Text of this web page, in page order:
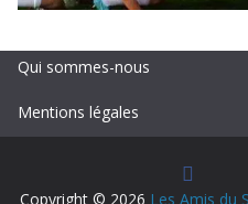
Qui sommes-nous
Mentions légales
Copyright © 2026 Les Amis du